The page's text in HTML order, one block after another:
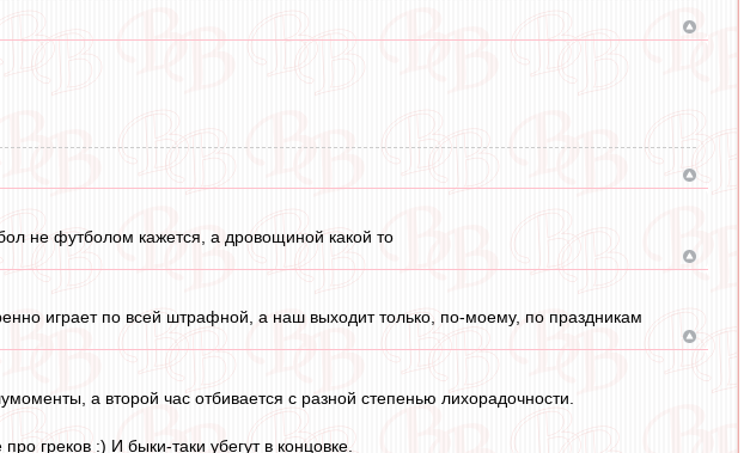
не футболом кажется, а дровощиной какой то
играет по всей штрафной, а наш выходит только, по-моему, по праздникам
а второй час отбивается с разной степенью лихорадочности.
греков :) И быки-таки убегут в концовке.